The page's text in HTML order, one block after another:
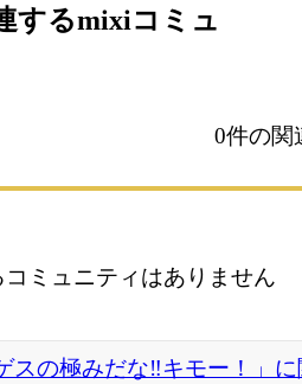
するmixiコミュ
0件の関
コミュニティはありません
スの極みだな‼キモー！」